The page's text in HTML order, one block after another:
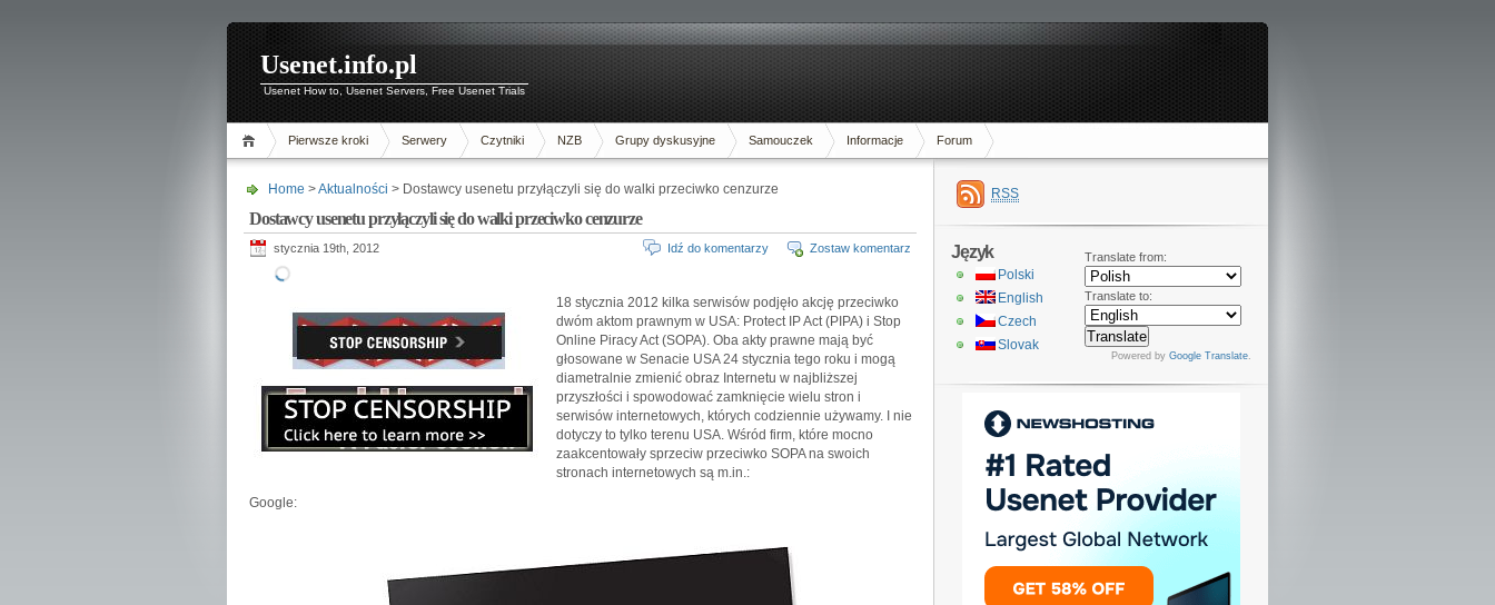
Usenet.info.pl
Usenet How to, Usenet Servers, Free Usenet Trials
Pierwsze kroki Serwery Czytniki NZB Grupy dyskusyjne Samouczek Informacje Forum
Home >Aktualności > Dostawcy usenetu przyłączyli się do walki przeciwko cenzurze
Dostawcy usenetu przyłączyli się do walki przeciwko cenzurze
stycznia 19th, 2012 Idź do komentarzy Zostaw komentarz
18 stycznia 2012 kilka serwisów podjęło akcję przeciwko
dwóm aktom prawnym w USA: Protect IP Act (PIPA) i Stop
Online Piracy Act (SOPA). Oba akty prawne mają być
głosowane w Senacie USA 24 stycznia tego roku i mogą
diametralnie zmienić obraz Internetu w najbliższej
przyszłości i spowodować zamknięcie wielu stron i
serwisów internetowych, których codziennie używamy. I nie
dotyczy to tylko terenu USA. Wśród firm, które mocno
zaakcentowały sprzeciw przeciwko SOPA na swoich
stronach internetowych są m.in.:
Google:
RSS
Translate from:
Translate to:
Powered by Google Translate.
Język
Polski
English
Czech
Slovak